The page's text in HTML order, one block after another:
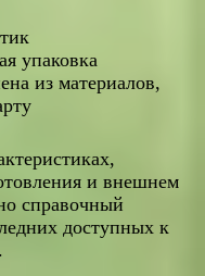
упаковка
из материалов,
и внешнем
справочный
доступных к